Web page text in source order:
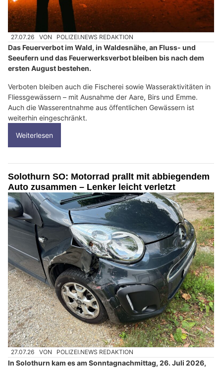
27.07.26 VON POLIZEI.NEWS REDAKTION
Das Feuerverbot im Wald, in Waldesnähe, an Fluss- und
Seeufern und das Feuerwerksverbot bleiben bis nach dem
ersten August bestehen.
Verboten bleiben auch die Fischerei sowie Wasseraktivitäten in
Fliessgewässern – mit Ausnahme der Aare, Birs und Emme.
Auch die Wasserentnahme aus öffentlichen Gewässern ist
weiterhin eingeschränkt.
Weiterlesen
Solothurn SO: Motorrad prallt mit abbiegendem
Auto zusammen – Lenker leicht verletzt
27.07.26 VON POLIZEI.NEWS REDAKTION
In Solothurn kam es am Sonntagnachmittag, 26. Juli 2026,